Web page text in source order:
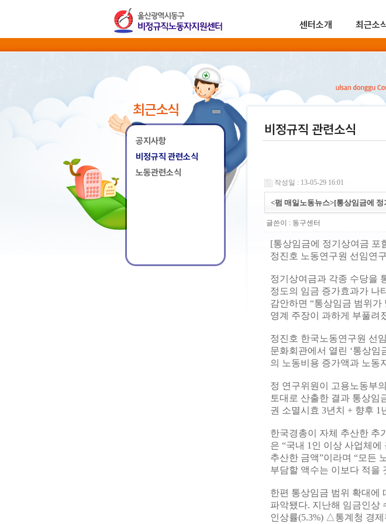
센터소개 최근소
최근소식
공지사항
비정규직 관련소식
노동관련소식
비정규직 관련소식
작성일 : 13-05-29 16:01
<펌 매일노동뉴스>[통상임금에
글쓴이 : 동구센터
[통상임금에 정기상여금 포
정진호 노동연구원 선임연
정기상여금과 각종 수당을
정도의 임금 증가효과가 나
감안하면 “통상임금 범위
영계 주장이 과하게 부풀려
정진호 한국노동연구원 선
문화회관에서 열린 ‘통상임
의 노동비용 증가액과 노동
정 연구위원이 고용노동부
토대로 산출한 결과 통상임
권 소멸시효 3년치 + 향후 1
한국경총이 자체 추산한 추
은 “국내 1인 이상 사업체
추산한 금액”이라며 “모든
부담할 액수는 이보다 적을
한편 통상임금 범위 확대에
파악됐다. 지난해 임금인상
인상률(5.3%) △통계청 경